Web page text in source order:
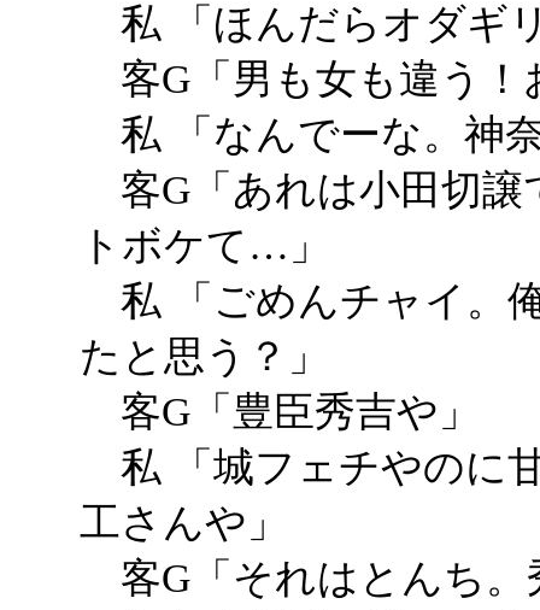
私 「ほんだらオダギ
客G「男も女も違う！
私 「なんでーな。神
客G「あれは小田切譲
トボケて…」
私 「ごめんチャイ。
たと思う？」
客G「豊臣秀吉や」
私 「城フェチやのに
工さんや」
客G「それはとんち。